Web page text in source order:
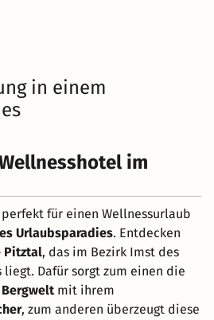
in einem
im
für einen Wellnessurlaub
Urlaubsparadies. Entdecken
Pitztal, das im Bezirk Imst des
Dafür sorgt zum einen die
mit ihrem
, zum anderen überzeugt diese